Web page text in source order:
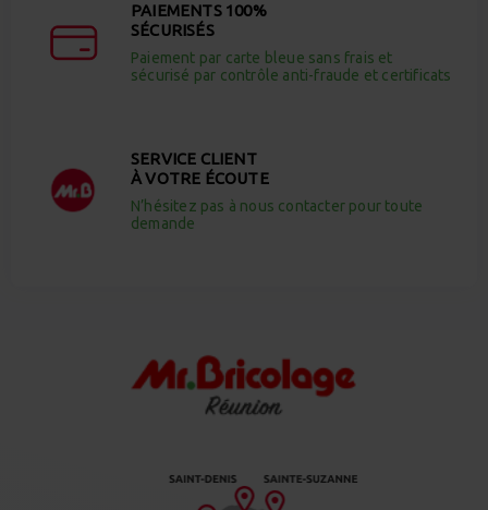
PAIEMENTS 100%
SÉCURISÉS
Paiement par carte bleue sans frais et
sécurisé par contrôle anti-fraude et certificats
SERVICE CLIENT
À VOTRE ÉCOUTE
N’hésitez pas à nous contacter pour toute
demande